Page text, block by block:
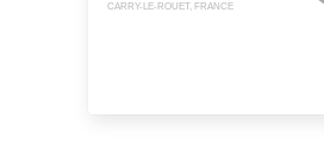
CARRY-LE-ROUET, FRANCE